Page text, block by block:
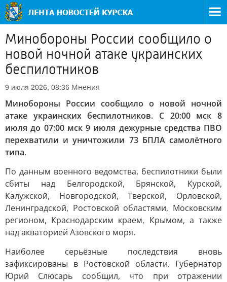
Минобороны России сообщило о
новой ночной атаке украинских
беспилотников
9 июля 2026, 08:36 Мнения
Минобороны России сообщило о новой ночной
атаке украинских беспилотников. С 20:00 мск 8
июля до 07:00 мск 9 июля дежурные средства ПВО
перехватили и уничтожили 73 БПЛА самолётного
типа.
По данным военного ведомства, беспилотники были
сбиты над Белгородской, Брянской, Курской,
Калужской, Новгородской, Тверской, Орловской,
Ленинградской, Ростовской областями, Московским
регионом, Краснодарским краем, Крымом, а также
над акваторией Азовского моря.
Наиболее серьёзные последствия вновь
зафиксированы в Ростовской области. Губернатор
Юрий Слюсарь сообщил, что при отражении